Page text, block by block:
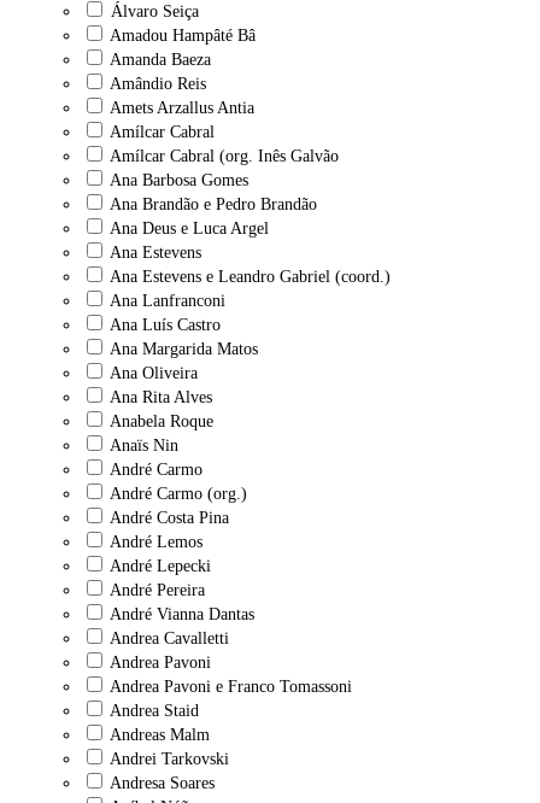
Álvaro Seiça
Amadou Hampâté Bâ
Amanda Baeza
Amândio Reis
Amets Arzallus Antia
Amílcar Cabral
Amílcar Cabral (org. Inês Galvão
Ana Barbosa Gomes
Ana Brandão e Pedro Brandão
Ana Deus e Luca Argel
Ana Estevens
Ana Estevens e Leandro Gabriel (coord.)
Ana Lanfranconi
Ana Luís Castro
Ana Margarida Matos
Ana Oliveira
Ana Rita Alves
Anabela Roque
Anaïs Nin
André Carmo
André Carmo (org.)
André Costa Pina
André Lemos
André Lepecki
André Pereira
André Vianna Dantas
Andrea Cavalletti
Andrea Pavoni
Andrea Pavoni e Franco Tomassoni
Andrea Staid
Andreas Malm
Andrei Tarkovski
Andresa Soares